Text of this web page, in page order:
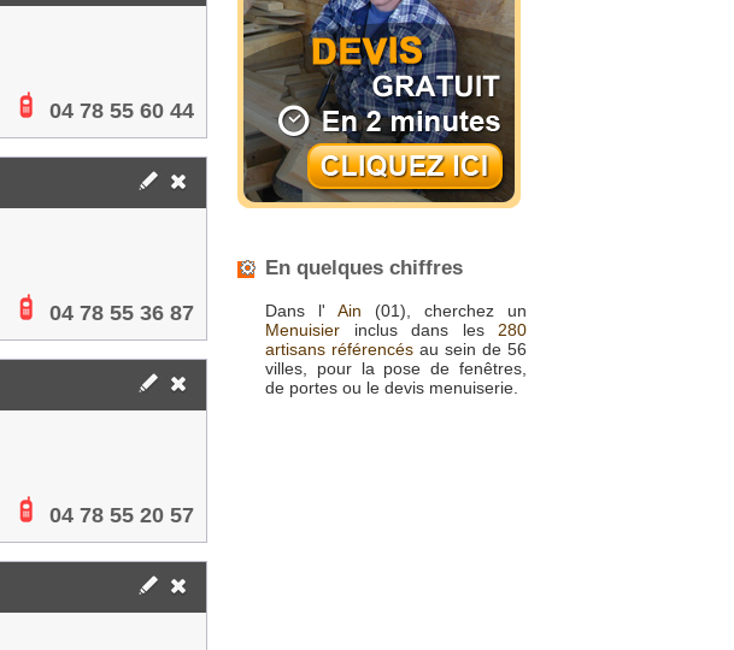
04 78 55 60 44
04 78 55 36 87
04 78 55 20 57
En quelques chiffres
Dans l' Ain (01), cherchez un
Menuisier inclus dans les 280
artisans référencés au sein de 56
villes, pour la pose de fenêtres,
de portes ou le devis menuiserie.